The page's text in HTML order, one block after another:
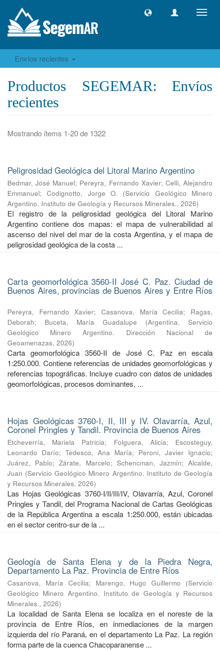
Envíos recientes
Productos SEGEMAR: Envíos
recientes
Mostrando ítems 1-20 de 1322
Peligrosidad Geológica del Litoral Marino Argentino
Bedmar, José Manuel; Pereyra, Fernando Xavier; Celli, Alejandro
Emmanuel;Codignotto, Jorge O. (Servicio Geológico Minero
Argentino. Instituto de Geología y Recursos Minerales., 2026)
El registro de la peligrosidad geológica del Litoral Marino
Argentino contiene dos mapas: el mapa de vulnerabilidad al
ascenso del nivel del mar de la costa Argentina, y el mapa de
peligrosidad geológica de la costa ...
Carta geomorfológica 3560-II José C. Paz. Ciudad de
Buenos Aires, provincias de Buenos Aires y Entre Ríos
Pereyra, Fernando Xavier;Casanova, María Cecilia; Ragas,
Deborah; Buceta, María Guadalupe (Argentina. Servicio
Geológico Minero Argentino. Dirección Nacional de
Geoamenazas, 2026)
Carta geomorfológica 3560-II de José C. Paz en escala
1:250.000. Contiene referencias de unidades geomorfológicas y
referencias topográficas. Incluye cuadro con datos de unidades
geomorfológicas, procesos dominantes, ...
Hojas Geológicas 3760-I, II, III y IV. Olavarría, Azul,
Coronel Pringles y Tandil. Provincia de Buenos Aires
Etcheverría, Mariela Patricia; Folguera, Alicia; Escosteguy,
Leonardo Darío; Tedesco, Ana María; Peroni, Javier Ignacio;
Juárez, Pablo;Zárate, Marcelo; Schencman, Jazmín;Alcalde,
Juan (Servicio Geológico Minero Argentino. Instituto de Geología
y Recursos Minerales, 2026)
Las Hojas Geológicas 3760-I/II/III/IV, Olavarría, Azul, Coronel
Pringles y Tandil, del Programa Nacional de Cartas Geológicas
de la República Argentina a escala 1:250.000, están ubicadas
en el sector centro-sur de la ...
Geología de Santa Elena y de la Piedra Negra,
Departamento La Paz. Provincia de Entre Ríos
Casanova, María Cecilia; Marengo, Hugo Guillermo (Servicio
Geológico Minero Argentino. Instituto de Geología y Recursos
Minerales., 2026)
La localidad de Santa Elena se localiza en el noreste de la
provincia de Entre Ríos, en inmediaciones de la margen
izquierda del río Paraná, en el departamento La Paz. La región
forma parte de la cuenca Chacoparanense ...